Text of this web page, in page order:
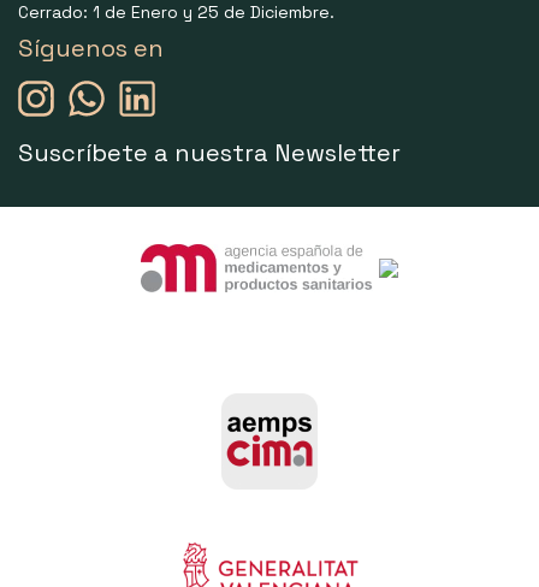
Cerrado: 1 de Enero y 25 de Diciembre.
Síguenos en
Suscríbete a nuestra Newsletter